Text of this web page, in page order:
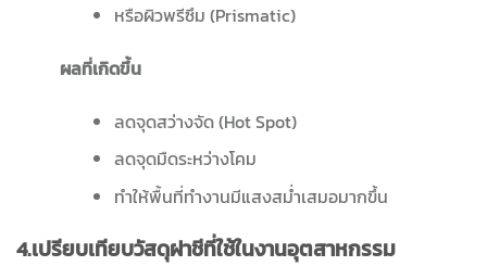
หรือผิวพรีซึม (Prismatic)
ผลที่เกิดขึ้น
ลดจุดสว่างจัด (Hot Spot)
ลดจุดมืดระหว่างโคม
ทำให้พื้นที่ทำงานมีแสงสม่ำเสมอมากขึ้น
4.เปรียบเทียบวัสดุฝาชีที่ใช้ในงานอุตสาหกรรม